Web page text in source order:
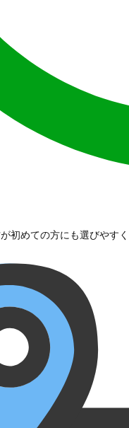
初めての方にも選びやす